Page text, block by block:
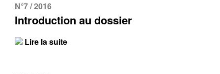
N°7 / 2016
Introduction au dossier
Lire la suite
Récupération de l'adresse e-mail